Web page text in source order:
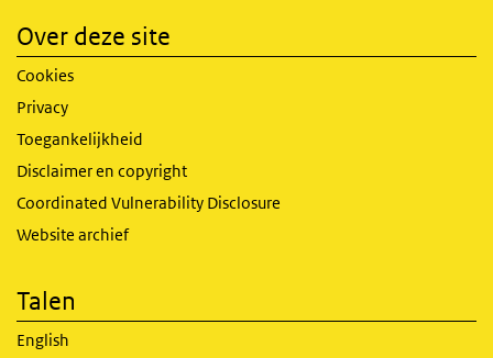
Over deze site
Cookies
Privacy
Toegankelijkheid
Disclaimer en copyright
Coordinated Vulnerability Disclosure
Website archief
Talen
English